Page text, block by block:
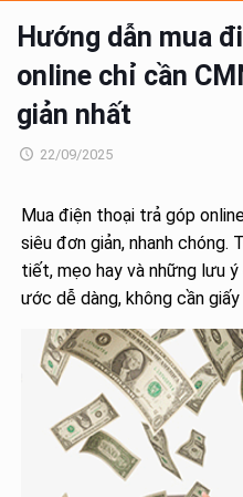
Hướng dẫn mua
online chỉ cần
giản nhất
22/09/2025
Mua điện thoại trả góp
siêu đơn giản, nhanh chóng.
tiết, mẹo hay và những lưu
ước dễ dàng, không cần